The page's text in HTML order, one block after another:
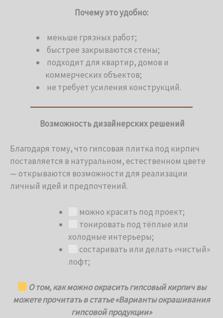
Почему это удобно:
меньше грязных работ;
быстрее закрываются стены;
подходит для квартир, домов и
коммерческих объектов;
не требует усиления конструкций.
Возможность дизайнерских решений
Благодаря тому, что гипсовая плитка под кирпич
поставляется в натуральном, естественном цвете
— открываются возможности для реализации
личный идей и предпочтений.
можно красить под проект;
тонировать под тёплые или
холодные интерьеры;
состаривать или делать «чистый»
лофт;
О том, как можно окрасить гипсовый кирпич вы
можете прочитать в статье «Варианты окрашивания
гипсовой продукции»